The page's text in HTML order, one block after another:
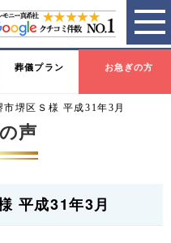
葬儀プラン お急ぎの方
堺区Ｓ様 平成31年3月
声
平成31年3月